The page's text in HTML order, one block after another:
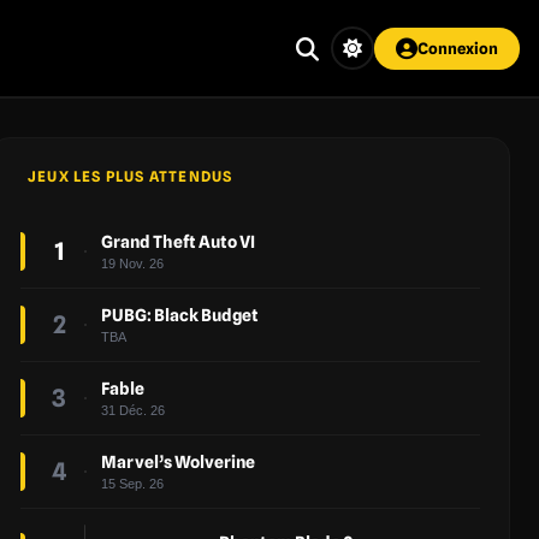
Connexion
JEUX LES PLUS ATTENDUS
1 Grand Theft Auto VI
19 Nov. 26
2 PUBG: Black Budget
TBA
3 Fable
31 Déc. 26
4 Marvel’s Wolverine
15 Sep. 26